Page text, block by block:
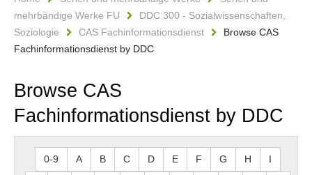
mehrbändige Werke FU
DDC 300 - Sozialwissenschaften,
Soziologie
CAS Fachinformationsdienst
Browse CAS
Fachinformationsdienst by DDC
Browse CAS
Fachinformationsdienst by DDC
0-9 A B C D E F G H I